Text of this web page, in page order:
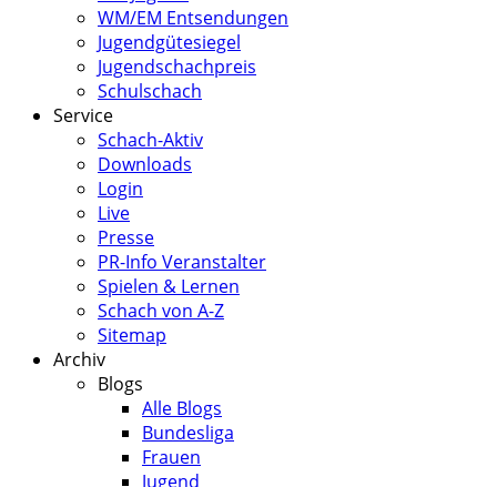
WM/EM Entsendungen
Jugendgütesiegel
Jugendschachpreis
Schulschach
Service
Schach-Aktiv
Downloads
Login
Live
Presse
PR-Info Veranstalter
Spielen & Lernen
Schach von A-Z
Sitemap
Archiv
Blogs
Alle Blogs
Bundesliga
Frauen
Jugend